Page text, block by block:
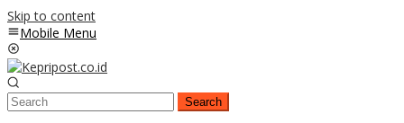
Skip to content
Mobile Menu
Search